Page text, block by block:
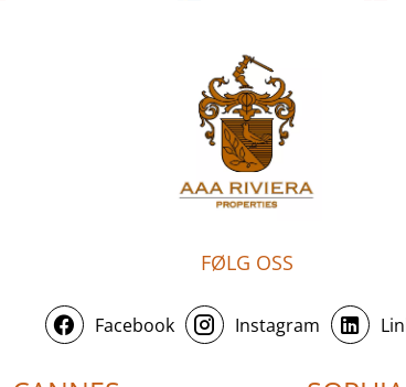
FØLG OSS
Facebook Instagram